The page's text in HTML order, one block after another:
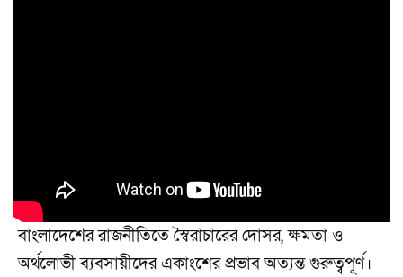
বাংলাদেশের রাজনীতিতে স্বৈরাচারের দোসর, ক্ষমতা ও
অর্থলোভী ব্যবসায়ীদের একাংশের প্রভাব অত্যন্ত গুরুত্বপূর্ণ।